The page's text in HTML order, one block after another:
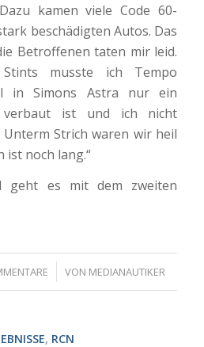
kamen viele Code 60-
beschädigten Autos. Das
Betroffenen taten mir leid.
musste ich Tempo
in Simons Astra nur ein
verbaut ist und ich nicht
Strich waren wir heil
ist noch lang.“
geht es mit dem zweiten
/ VON MEDIANAUTIKER
, RCN